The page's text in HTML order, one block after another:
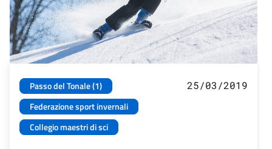
Passo del Tonale (1)
Federazione sport invernali
Collegio maestri di sci
25/03/2019